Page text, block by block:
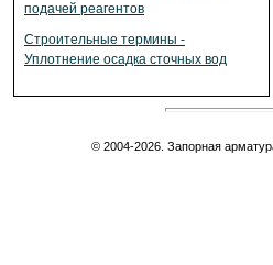
подачей реагентов
Строительные термины -
Уплотнение осадка сточных вод
© 2004-2026. Запорная